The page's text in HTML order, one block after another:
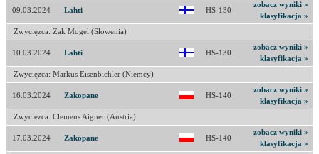
09.03.2024 Lahti HS-130
zobacz wyniki »
klasyfikacja »
Zwycięzca: Zak Mogel (Słowenia)
10.03.2024 Lahti HS-130
zobacz wyniki »
klasyfikacja »
Zwycięzca: Markus Eisenbichler (Niemcy)
16.03.2024 Zakopane HS-140
zobacz wyniki »
klasyfikacja »
Zwycięzca: Clemens Aigner (Austria)
17.03.2024 Zakopane HS-140
zobacz wyniki »
klasyfikacja »